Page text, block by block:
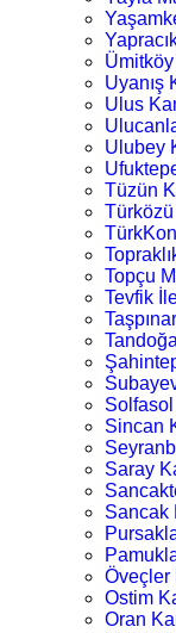
Uyanış
Ulus
Ulubey
Tüzün
Topçu
Tevfik
Sincan
Saray
Sancak
Öveçler
Ostim
Oran